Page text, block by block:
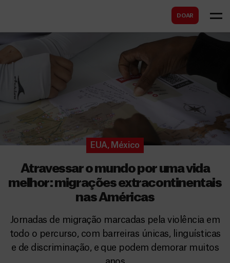
DOAR
EUA, México
Atravessar o mundo por uma vida
melhor: migrações extracontinentais
nas Américas
Jornadas de migração marcadas pela violência em
todo o percurso, com barreiras únicas, linguísticas
e de discriminação, e que podem demorar muitos
a
r